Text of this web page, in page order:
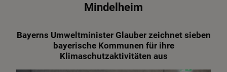
Aktuelles zu Klima,
E-Ladesäulen
Mindelheim
Bayerns Umweltminister Glauber zeichnet sieben
bayerische Kommunen für ihre
Klimaschutzaktivitäten aus